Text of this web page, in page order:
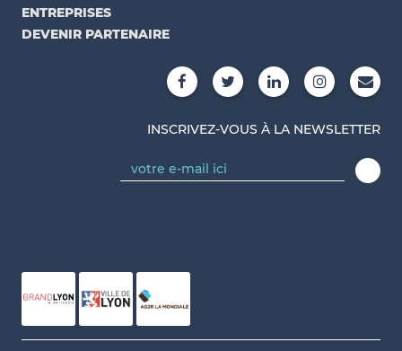
ENTREPRISES
DEVENIR PARTENAIRE
INSCRIVEZ-VOUS À LA NEWSLETTER